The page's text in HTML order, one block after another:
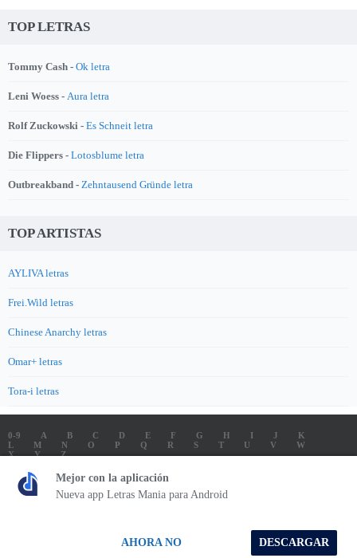
TOP LETRAS
Tommy Cash - Ok letra
Leni Woess - Aura letra
Rolf Zuckowski - Es Schneit letra
Die Flippers - Lotosblume letra
Outbreakband - Zehntausend Gründe letra
TOP ARTISTAS
AYLIVA letras
Frei.Wild letras
Chinese Anarchy letras
Omar+ letras
Tora-i letras
0-9 A B C D E F G H I J
K
L
M N O P Q R S T V
W
X
Y
Z
LETRAS
SOUNDTRACK LETRAS
TOP 100 LETRAS
ENVIA LETRAS
Letrasmania.com - Copyright © 2026 - All Rights Reserved
Mejor con la aplicación
Nueva app Letras Mania para Android
DESCARGAR
AHORA NO